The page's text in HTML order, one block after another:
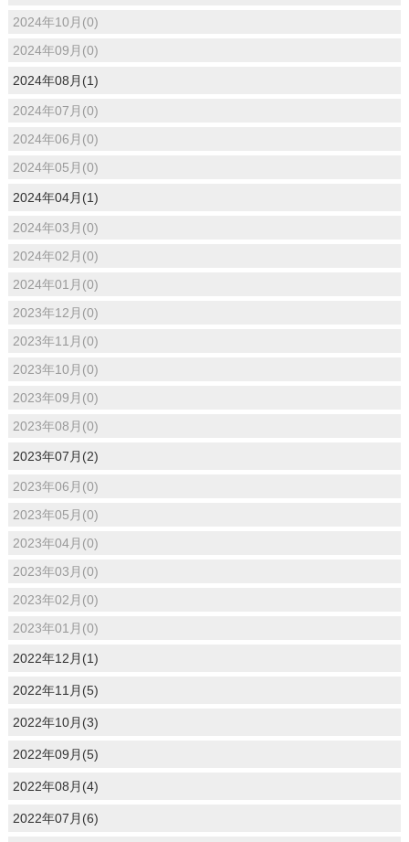
2024年10月(0)
2024年09月(0)
2024年08月(1)
2024年07月(0)
2024年06月(0)
2024年05月(0)
2024年04月(1)
2024年03月(0)
2024年02月(0)
2024年01月(0)
2023年12月(0)
2023年11月(0)
2023年10月(0)
2023年09月(0)
2023年08月(0)
2023年07月(2)
2023年06月(0)
2023年05月(0)
2023年04月(0)
2023年03月(0)
2023年02月(0)
2023年01月(0)
2022年12月(1)
2022年11月(5)
2022年10月(3)
2022年09月(5)
2022年08月(4)
2022年07月(6)